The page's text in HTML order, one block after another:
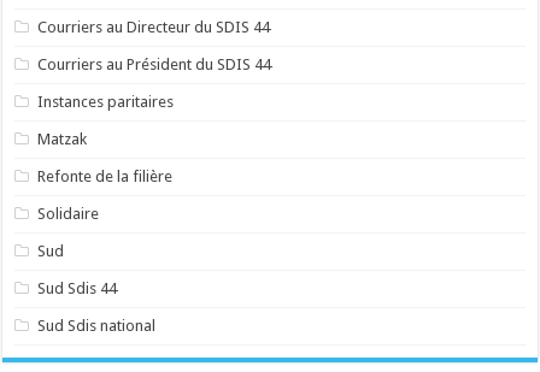
Courriers au Directeur du SDIS 44
Courriers au Président du SDIS 44
Instances paritaires
Matzak
Refonte de la filière
Solidaire
Sud
Sud Sdis 44
Sud Sdis national